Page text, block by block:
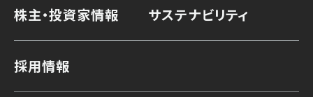
株主・投資家情報 サステナビリティ
採用情報